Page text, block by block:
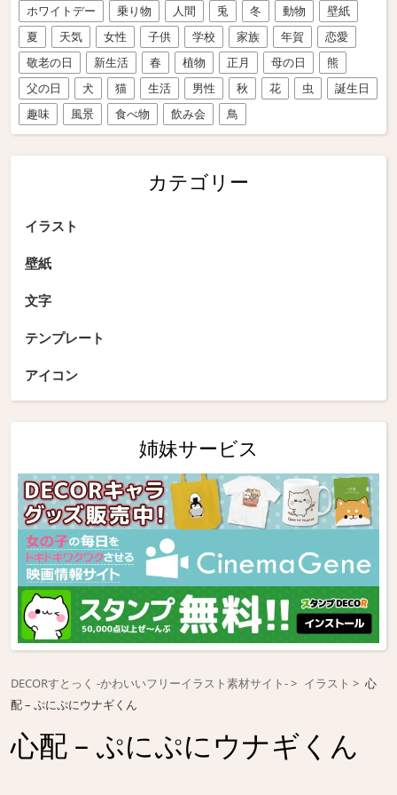
ホワイトデー
乗り物 人間 兎 冬 動物
壁紙
夏
天気 女性 子供 学校 家族 年賀
恋愛
敬老の日
新生活 春 植物 正月 母の日
熊
父の日
犬 猫 生活 男性 秋 花 虫
誕生日
趣味
風景 食べ物 飲み会 鳥
カテゴリー
イラスト
壁紙
文字
テンプレート
アイコン
姉妹サービス
DECORすとっく -かわいいフリーイラスト素材サイト- イラスト
心
配 – ぷにぷにウナギくん
心配 – ぷにぷにウナギくん